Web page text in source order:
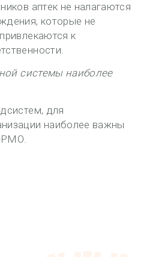
аптек не налагаются
которые не
к
системынаиболее
для
наиболее важны